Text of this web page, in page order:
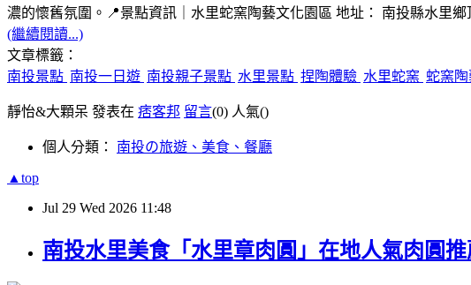
濃的懷舊氛圍。📍景點資訊｜水里蛇窯陶藝文化園區 地址： 南投縣水里鄉
(繼續閱讀...)
文章標籤：
南投景點 南投一日遊 南投親子景點 水里景點 捏陶體驗 水里蛇窯 蛇窯
靜怡&大顆呆 發表在 痞客邦 留言(0) 人氣()
個人分類： 南投の旅遊、美食、餐廳
▲top
Jul 29 Wed 2026 11:48
南投水里美食「水里章肉圓」在地人氣肉圓